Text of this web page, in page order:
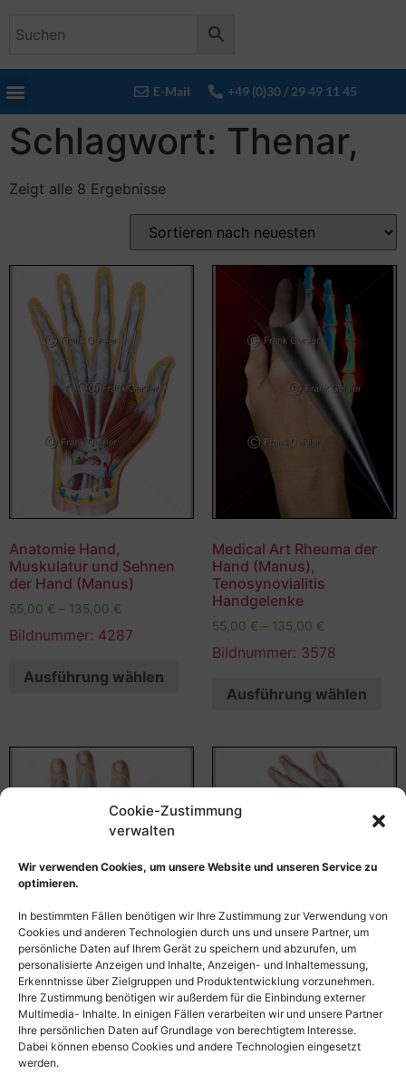
Cookie-Zustimmung
verwalten
Wir verwenden Cookies, um unsere Website und unseren Service zu
optimieren.
In bestimmten Fällen benötigen wir Ihre Zustimmung zur Verwendung von
Cookies und anderen Technologien durch uns und unsere Partner, um
persönliche Daten auf Ihrem Gerät zu speichern und abzurufen, um
personalisierte Anzeigen und Inhalte, Anzeigen- und Inhaltemessung,
Erkenntnisse über Zielgruppen und Produktentwicklung vorzunehmen.
Ihre Zustimmung benötigen wir außerdem für die Einbindung externer
Multimedia- Inhalte. In einigen Fällen verarbeiten wir und unsere Partner
Ihre persönlichen Daten auf Grundlage von berechtigtem Interesse.
Dabei können ebenso Cookies und andere Technologien eingesetzt
werden.
E-Mail +49 (0)30 / 29 49 11 45
Schlagwort: Thenar,
Zeigt alle 8 Ergebnisse
Anatomie Hand,
Muskulatur und Sehnen
der Hand (Manus)
55,00 € – 135,00 €
Bildnummer: 4287
Ausführung wählen
Medical Art Rheuma der
Hand (Manus),
Tenosynovialitis
Handgelenke
55,00 € – 135,00 €
Bildnummer: 3578
Ausführung wählen
Anatomie Hand Manus,
Muskulatur und Sehnen
der Außenhand
Anatomie Hand Manus,
Muskeln und Sehnen der